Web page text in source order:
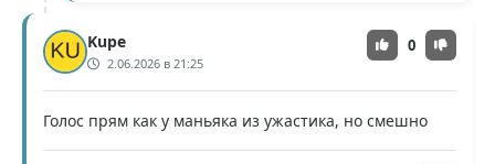
Kupe
2.06.2026 в 21:25
0
Голос прям как у маньяка из ужастика, но смешно